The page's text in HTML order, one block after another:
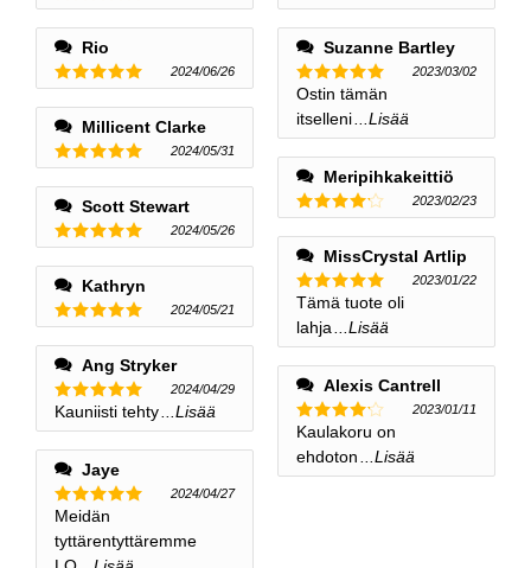
5ulos 5
Rio
5ulos 5
2024/06/26
Millicent Clarke
5ulos 5
2024/05/31
Scott Stewart
5ulos 5
2024/05/26
Kathryn
5ulos 5
2024/05/21
Ang Stryker
Nimellinen
5ulos 5
2024/04/29
Kauniisti tehty ...Lisää
Jaye
Nimellinen
5
ulos 5
2024/04/27
Meidän
tyttärentyttäremme
Suzanne Bartley
Nimellinen
5
ulos 5
2023/03/02
Ostin tämän
itselleni
...Lisää
Meripihkakeittiö
4ulos 5
2023/02/23
MissCrystal Artlip
Nimellinen
5
ulos 5
2023/01/22
Tämä tuote oli
lahja
...Lisää
Alexis Cantrell
Nimellinen
ulos 5
2023/01/11
Kaulakoru on
ehdoton
...Lisää